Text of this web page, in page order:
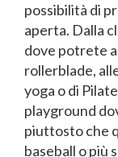
possibilità di
aperta. Dalla
dove potrete
rollerblade,
yoga o di
playground
piuttosto che
baseball o più